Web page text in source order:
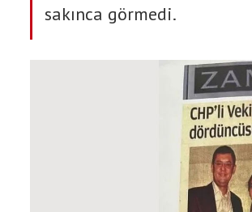
sakınca görmedi.